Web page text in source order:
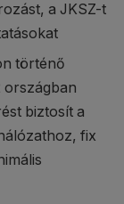
a JKSZ-t
történő
országban
biztosít a
fix